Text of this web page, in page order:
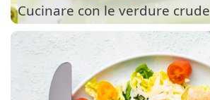
Cucinare con le verdure crude